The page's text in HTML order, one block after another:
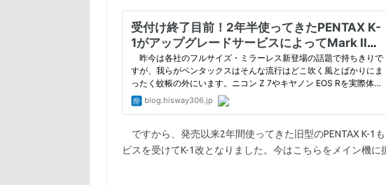
ですから、発売以来2年間使ってきた旧型のPENTAX K-1
ビスを受けてK-1改となりました。今はこちらをメイン機に